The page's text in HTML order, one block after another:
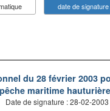
date de signature
du 28 février 2003
maritime
Date de signature : 28-02-2003